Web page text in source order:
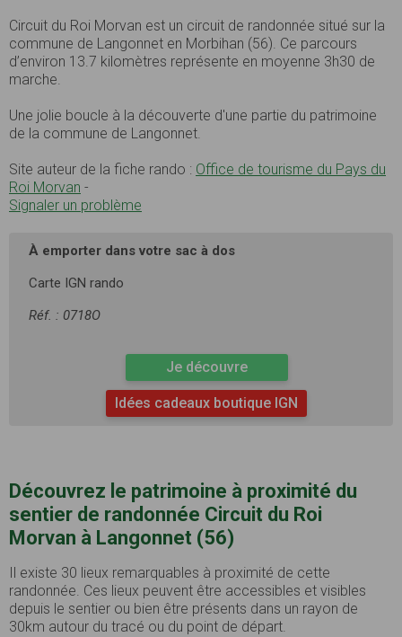
Circuit du Roi Morvan est un circuit de randonnée situé sur la
commune de Langonnet en Morbihan (56). Ce parcours
d’environ 13.7 kilomètres représente en moyenne 3h30 de
marche.
Une jolie boucle à la découverte d'une partie du patrimoine
de la commune de Langonnet.
Site auteur de la fiche rando : Office de tourisme du Pays du
Roi Morvan -
Signaler un problème
À emporter dans votre sac à dos
Carte IGN rando
Réf. : 0718O
Je découvre
Idées cadeaux boutique IGN
Découvrez le patrimoine à proximité du
sentier de randonnée Circuit du Roi
Morvan à Langonnet (56)
Il existe 30 lieux remarquables à proximité de cette
randonnée. Ces lieux peuvent être accessibles et visibles
depuis le sentier ou bien être présents dans un rayon de
30km autour du tracé ou du point de départ.